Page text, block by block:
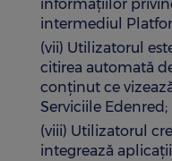
informațiilor
intermediul
(vii) Utilizatorul
citirea automată
conținut ce
Serviciile Edenred;
(viii) Utilizatorul
integrează